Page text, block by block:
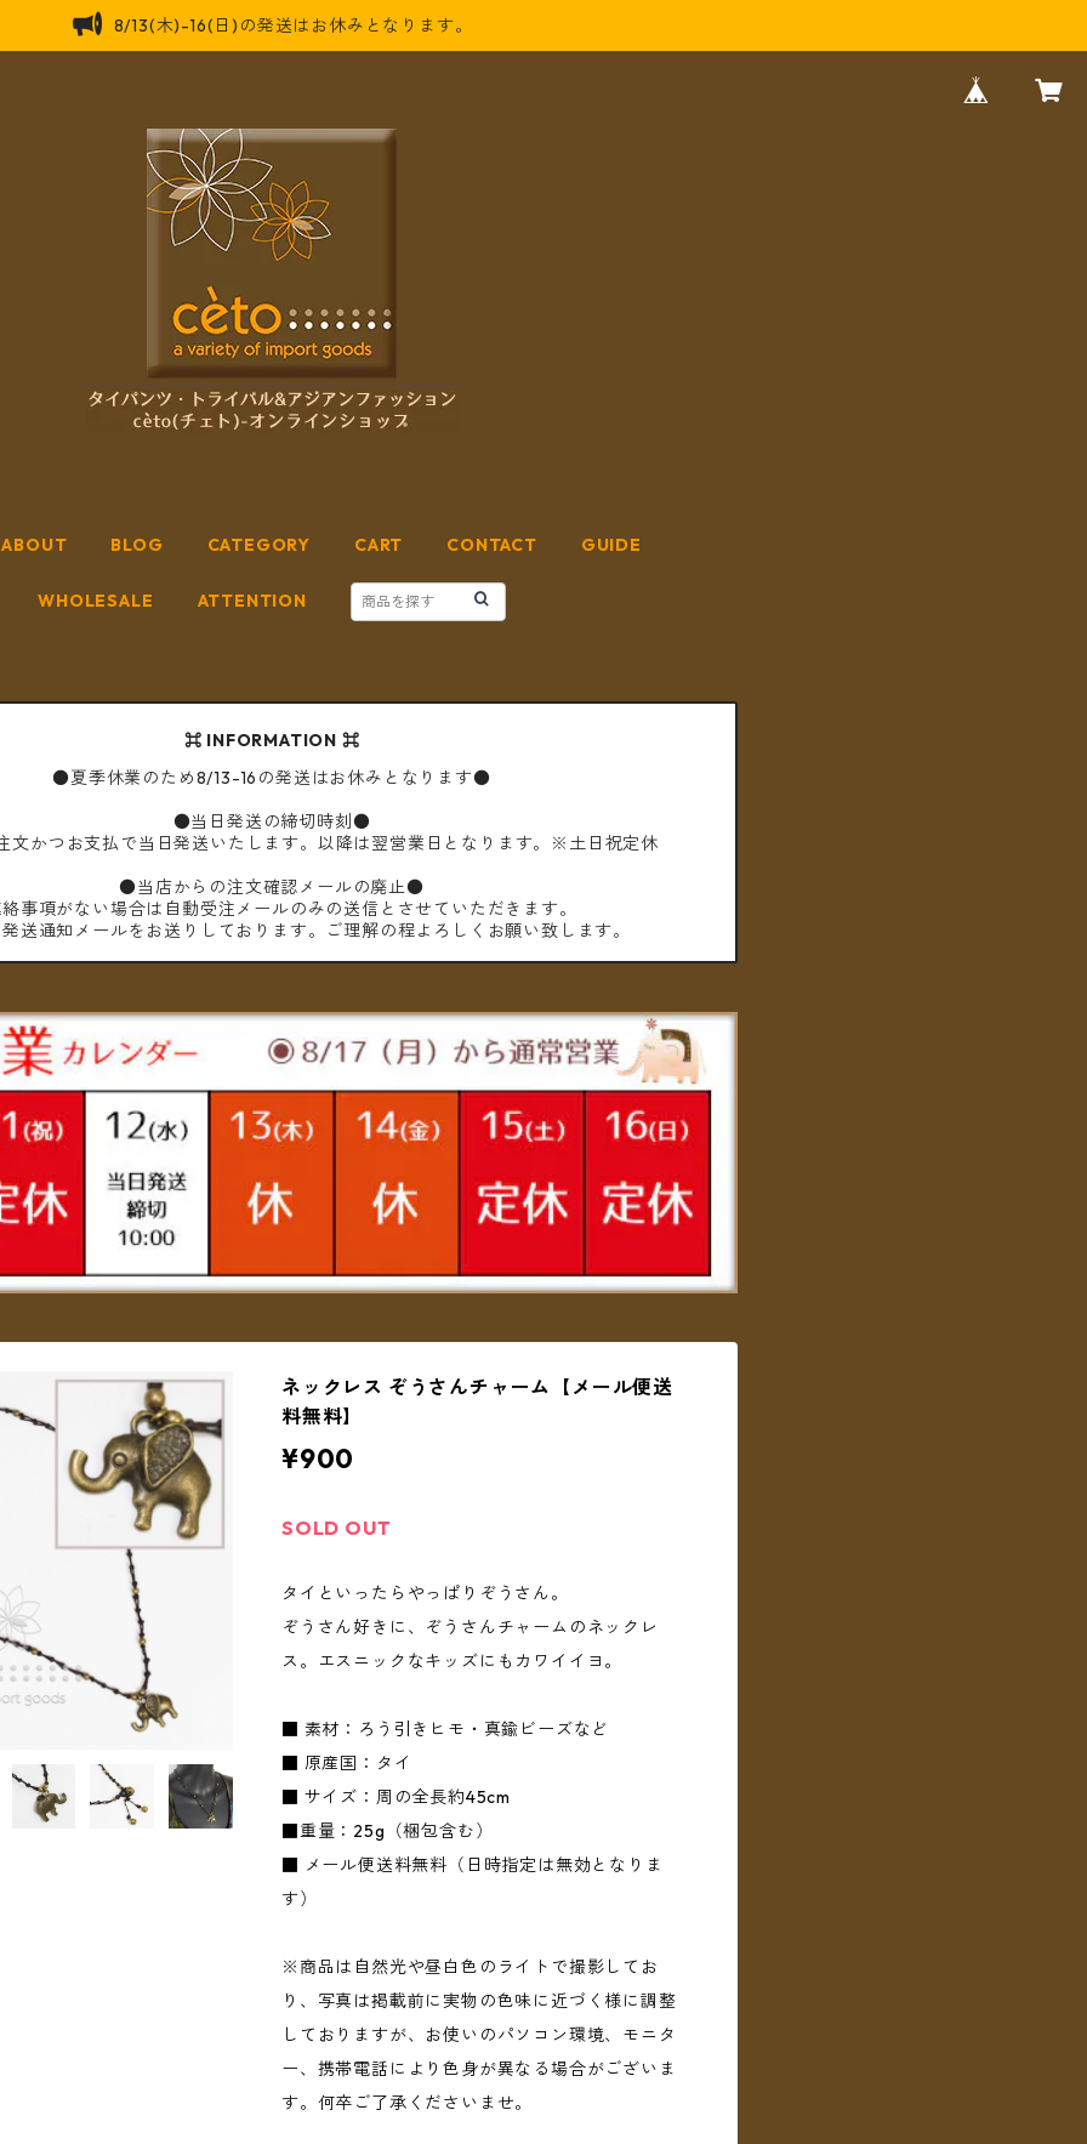
8/13(木)-16(日)の発送はお休みとなります。
ABOUT BLOG CATEGORY CART CONTACT GUIDE
WHOLESALE ATTENTION
⌘ INFORMATION ⌘
●夏季休業のため8/13-16の発送はお休みとなります●
●当日発送の締切時刻●
文かつお支払で当日発送いたします。以降は翌営業日となります。※土日祝定休
●当店からの注文確認メールの廃止●
事項がない場合は自動受注メールのみの送信とさせていただきます。
送通知メールをお送りしております。ご理解の程よろしくお願い致します。
ネックレス ぞうさんチャーム【メール便送
料無料】
¥900
SOLD OUT
タイといったらやっぱりぞうさん。
ぞうさん好きに、ぞうさんチャームのネックレ
ス。エスニックなキッズにもカワイイヨ。
■ 素材：ろう引きヒモ・真鍮ビーズなど
■ 原産国：タイ
■ サイズ：周の全長約45cm
■重量：25g（梱包含む）
■ メール便送料無料（日時指定は無効となりま
す）
※商品は自然光や昼白色のライトで撮影してお
り、写真は掲載前に実物の色味に近づく様に調整
しておりますが、お使いのパソコン環境、モニタ
ー、携帯電話により色身が異なる場合がございま
す。何卒ご了承くださいませ。